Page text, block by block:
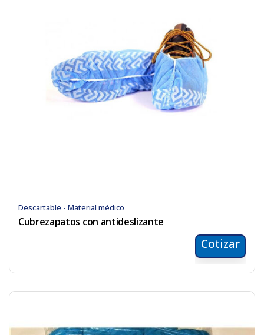
Descartable - Material médico
Cubrezapatos con antideslizante
Cotizar